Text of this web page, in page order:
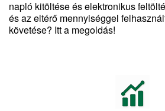
napló kitöltése és elektronikus
és az eltérő mennyiséggel
követése? Itt a megoldás!